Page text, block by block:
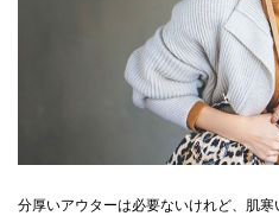
分厚いアウターは必要ないけれど、肌